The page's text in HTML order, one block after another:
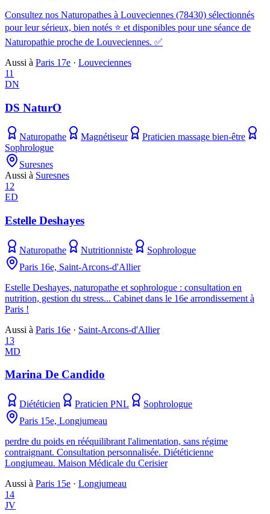
Consultez nos Naturopathes à Louveciennes (78430) sélectionnés
pour leur sérieux, bien notés ⭐ et disponibles pour une séance de
Naturopathie proche de Louveciennes. ✅
Aussi à Paris 17e · Louveciennes
11
DN
DS NaturO
Naturopathe Magnétiseur
Praticien massage bien-être
Sophrologue
Suresnes
Aussi à Suresnes
12
ED
Estelle Deshayes
Naturopathe Nutritionniste
Sophrologue
Paris 16e, Saint-Arcons-d'Allier
Estelle Deshayes, naturopathe et sophrologue : consultation en
nutrition, gestion du stress... Cabinet dans le 16e arrondissement à
Paris !
Aussi à Paris 16e · Saint-Arcons-d'Allier
13
MD
Marina De Candido
Diététicien Praticien PNL
Sophrologue
Paris 15e, Longjumeau
perdre du poids en rééquilibrant l'alimentation, sans régime
contraignant. Consultation personnalisée. Diététicienne
Longjumeau. Maison Médicale du Cerisier
Aussi à Paris 15e · Longjumeau
14
JV